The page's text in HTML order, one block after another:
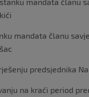
mandata članu
predsjednika
na kraći period